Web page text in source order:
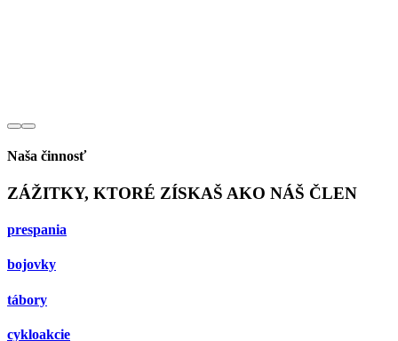
Naša činnosť
ZÁŽITKY, KTORÉ ZÍSKAŠ AKO NÁŠ ČLEN
prespania
bojovky
tábory
cykloakcie